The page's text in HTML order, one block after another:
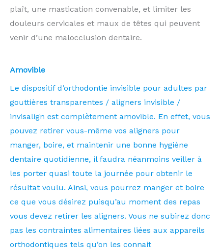
plaît, une mastication convenable, et limiter les
douleurs cervicales et maux de têtes qui peuvent
venir d’une malocclusion dentaire.
Amovible
Le dispositif d’orthodontie invisible pour adultes par
gouttières transparentes / aligners invisible /
invisalign est complètement amovible. En effet, vous
pouvez retirer vous-même vos aligners pour
manger, boire, et maintenir une bonne hygiène
dentaire quotidienne, il faudra néanmoins veiller à
les porter quasi toute la journée pour obtenir le
résultat voulu. Ainsi, vous pourrez manger et boire
ce que vous désirez puisqu’au moment des repas
vous devez retirer les aligners. Vous ne subirez donc
pas les contraintes alimentaires liées aux appareils
orthodontiques tels qu’on les connait